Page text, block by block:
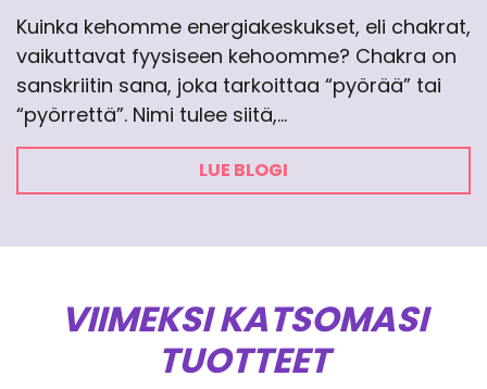
Kuinka kehomme energiakeskukset, eli chakrat,
vaikuttavat fyysiseen kehoomme? Chakra on
sanskriitin sana, joka tarkoittaa “pyörää” tai
“pyörrettä”. Nimi tulee siitä,…
LUE BLOGI
VIIMEKSI KATSOMASI
TUOTTEET